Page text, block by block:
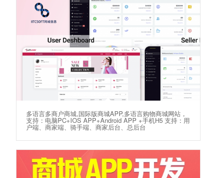
多语言多商户商城,国际版商城APP,多语言购物商城网站，
支持：电脑PC+IOS APP+Android APP +手机H5 支持：用
户端、商家端、骑手端、商家后台、总后台